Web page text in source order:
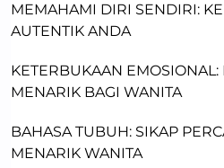
MEMAHAMI DIRI SENDIRI:
AUTENTIK ANDA
KETERBUKAAN
MENARIK BAGI WANITA
BAHASA TUBUH: SIKAP
MENARIK WANITA